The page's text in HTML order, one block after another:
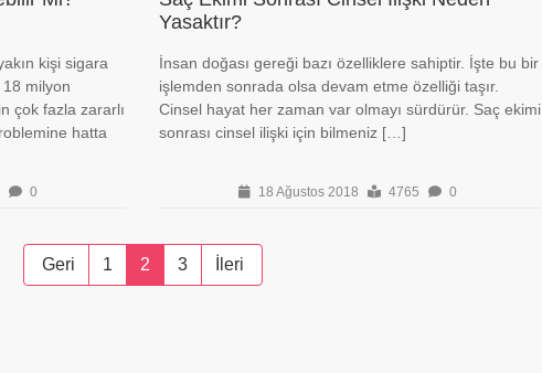
kişi sigara
18 milyon
çok fazla zararlı
hatta
0
Yasaktır?
İnsan doğası gereği bazı özelliklere sahiptir. İşte bu bir
işlemden sonrada olsa devam etme özelliği taşır.
Cinsel hayat her zaman var olmayı sürdürür. Saç ekimi
sonrası cinsel ilişki için bilmeniz […]
18 Ağustos 2018 4765 0
Geri 1 2 3 İleri